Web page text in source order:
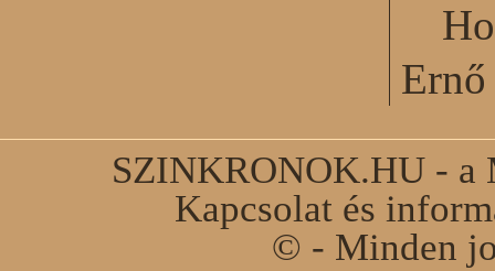
SZINKRONOK.HU - a
Kapcsolat és
© - Minden